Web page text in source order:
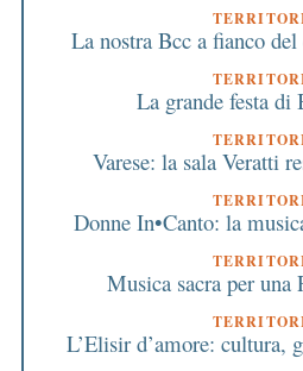
La nostra Bcc a fianco
La grande festa di
Varese: la sala Veratti
Donne In•Canto: la
Musica sacra per una
L’Elisir d’amore: cultura,